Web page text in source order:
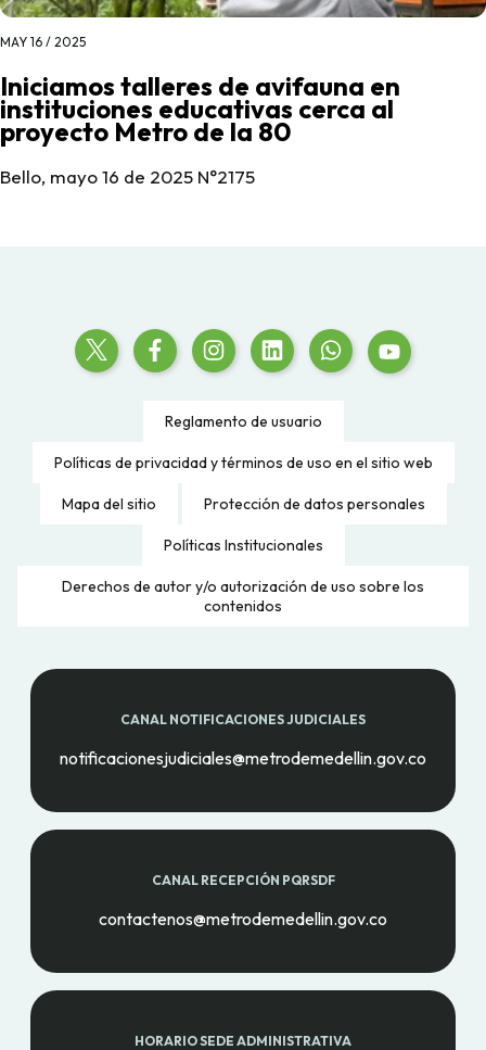
MAY 16 / 2025
Iniciamos talleres de avifauna en
instituciones educativas cerca al
proyecto Metro de la 80
Bello, mayo 16 de 2025 N°2175
Reglamento de usuario
Políticas de privacidad y términos de uso en el sitio web
Mapa del sitio Protección de datos personales
Políticas Institucionales
Derechos de autor y/o autorización de uso sobre los
contenidos
CANAL NOTIFICACIONES JUDICIALES
notificacionesjudiciales@metrodemedellin.gov.co
CANAL RECEPCIÓN PQRSDF
contactenos@metrodemedellin.gov.co
HORARIO SEDE ADMINISTRATIVA